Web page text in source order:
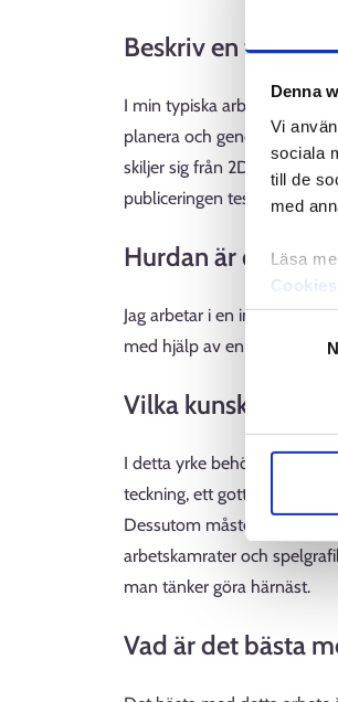
Denna
Vi
sociala
till de
med
Läsa
Cookies
Beskriv en typisk
I min typiska arbetsvecka
planera och genomföra
skiljer sig från 2D-designen
publiceringen testar jag att
Hurdan är din
Jag arbetar i en
med hjälp av en virtuell
Vilka kunskaper
I detta yrke behövs
teckning, ett gott öga för
Dessutom måste man ha
arbetskamrater och
man tänker göra härnäst.
Vad är det bästa